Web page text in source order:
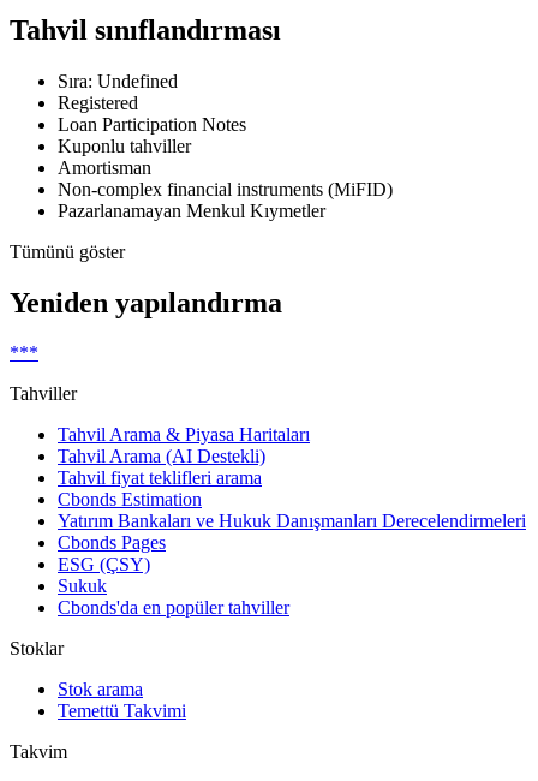
Tahvil sınıflandırması
Sıra: Undefined
Registered
Loan Participation Notes
Kuponlu tahviller
Amortisman
Non-complex financial instruments (MiFID)
Pazarlanamayan Menkul Kıymetler
Tümünü göster
Yeniden yapılandırma
***
Tahviller
Tahvil Arama & Piyasa Haritaları
Tahvil Arama (AI Destekli)
Tahvil fiyat teklifleri arama
Cbonds Estimation
Yatırım Bankaları ve Hukuk Danışmanları Derecelendirmeleri
Cbonds Pages
ESG (ÇSY)
Sukuk
Cbonds'da en popüler tahviller
Stoklar
Stok arama
Temettü Takvimi
Takvim